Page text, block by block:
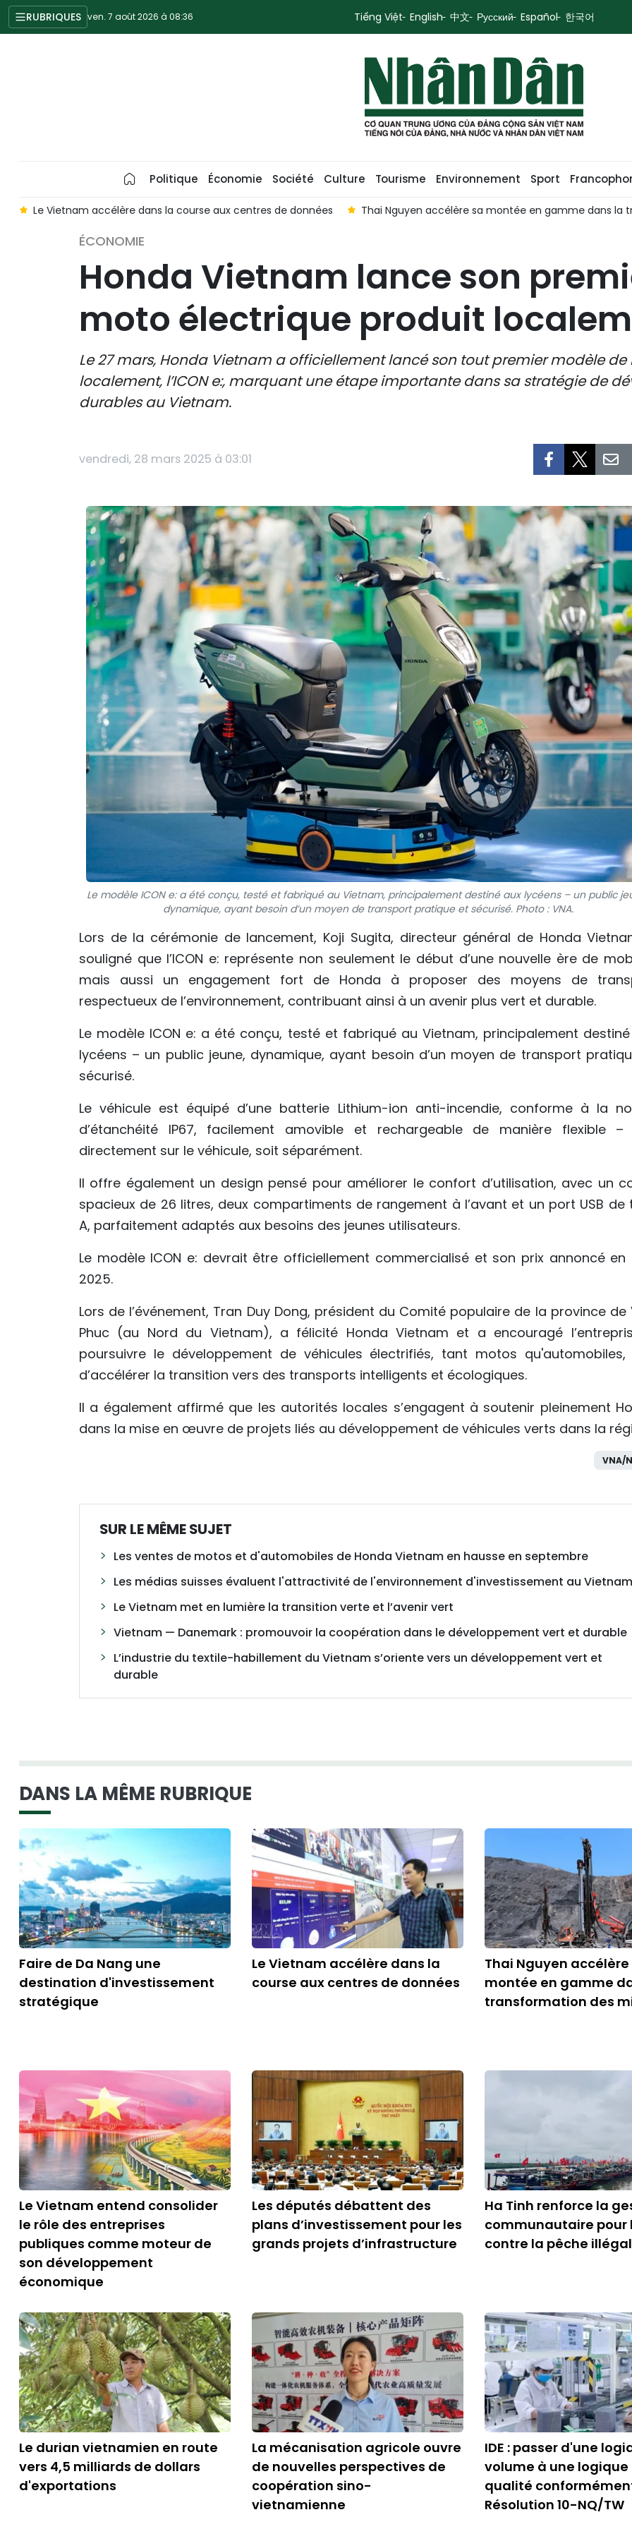
RUBRIQUES ven. 7 août 2026 à 08:36 Tiếng Việt English 中文 Русский Español 한국어
Politique Économie Société Culture Tourisme Environnement Sport
Le Vietnam accélère dans la course aux centres de données Thai Nguyen accélère sa montée en gamme dans la
ÉCONOMIE
Honda Vietnam lance son
moto électrique produit
Le 27 mars, Honda Vietnam a officiellement lancé son tout premier modèle
localement, l’ICON e:, marquant une étape importante dans sa stratégie de
durables au Vietnam.
vendredi, 28 mars 2025 à 03:01
Le modèle ICON e: a été conçu, testé et fabriqué au Vietnam, principalement destiné aux lycéens – un public
dynamique, ayant besoin d’un moyen de transport pratique et sécurisé. Photo : VNA.
Lors de la cérémonie de lancement, Koji Sugita, directeur général de Honda
souligné que l’ICON e: représente non seulement le début d’une nouvelle ère de
mais aussi un engagement fort de Honda à proposer des moyens de
respectueux de l’environnement, contribuant ainsi à un avenir plus vert et durable.
Le modèle ICON e: a été conçu, testé et fabriqué au Vietnam, principalement
lycéens – un public jeune, dynamique, ayant besoin d’un moyen de transport
sécurisé.
Le véhicule est équipé d’une batterie Lithium-ion anti-incendie, conforme à la
d’étanchéité IP67, facilement amovible et rechargeable de manière flexible –
directement sur le véhicule, soit séparément.
Il offre également un design pensé pour améliorer le confort d’utilisation, avec un
spacieux de 26 litres, deux compartiments de rangement à l’avant et un port USB de
A, parfaitement adaptés aux besoins des jeunes utilisateurs.
Le modèle ICON e: devrait être officiellement commercialisé et son prix annoncé en
2025.
Lors de l’événement, Tran Duy Dong, président du Comité populaire de la province de
Phuc (au Nord du Vietnam), a félicité Honda Vietnam et a encouragé
poursuivre le développement de véhicules électrifiés, tant motos qu'automobiles,
d’accélérer la transition vers des transports intelligents et écologiques.
Il a également affirmé que les autorités locales s’engagent à soutenir pleinement
dans la mise en œuvre de projets liés au développement de véhicules verts dans la
VNA/
SUR LE MÊME SUJET
Les ventes de motos et d'automobiles de Honda Vietnam en hausse en septembre
Les médias suisses évaluent l'attractivité de l'environnement d'investissement au Vietnam
Le Vietnam met en lumière la transition verte et l’avenir vert
Vietnam — Danemark : promouvoir la coopération dans le développement vert et durable
L’industrie du textile-habillement du Vietnam s’oriente vers un développement vert et
durable
DANS LA MÊME RUBRIQUE
Faire de Da Nang une
destination d'investissement
stratégique
Le Vietnam accélère dans la
course aux centres de données
Thai Nguyen accélère
montée en gamme
transformation des
Le Vietnam entend consolider
le rôle des entreprises
publiques comme moteur de
son développement
économique
Les députés débattent des
plans d’investissement pour les
grands projets d’infrastructure
Ha Tinh renforce la
communautaire pour
contre la pêche
Le durian vietnamien en route
vers 4,5 milliards de dollars
d'exportations
La mécanisation agricole ouvre
de nouvelles perspectives de
coopération sino-
vietnamienne
IDE : passer d'une
volume à une logique
qualité
Résolution 10-NQ/TW